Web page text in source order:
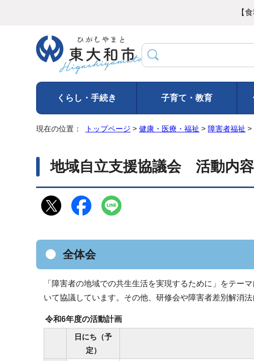
【
くらし・手続き 子育て・教育
現在の位置： トップページ > 健康・医療・福祉 > 障害者福祉 >
地域自立支援協議会 活動内容
全体会
「障害者の地域での共生生活を実現するために」をテー
いて協議しています。その他、研修会や障害者差別解消
令和6年度の活動計画
日にち（予
定）